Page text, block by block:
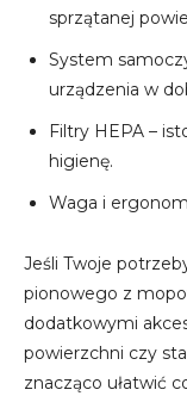
sprzątanej
System
urządzenia w
Filtry HEPA –
higienę.
Waga i
Jeśli Twoje
pionowego z
dodatkowymi
powierzchni czy
znacząco ułatwić